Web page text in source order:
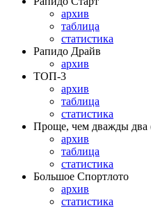
архив
таблица
статистика
Рапидо Драйв
архив
ТОП-3
архив
таблица
статистика
Проще, чем дважды два
архив
таблица
статистика
Большое Спортлото
архив
статистика